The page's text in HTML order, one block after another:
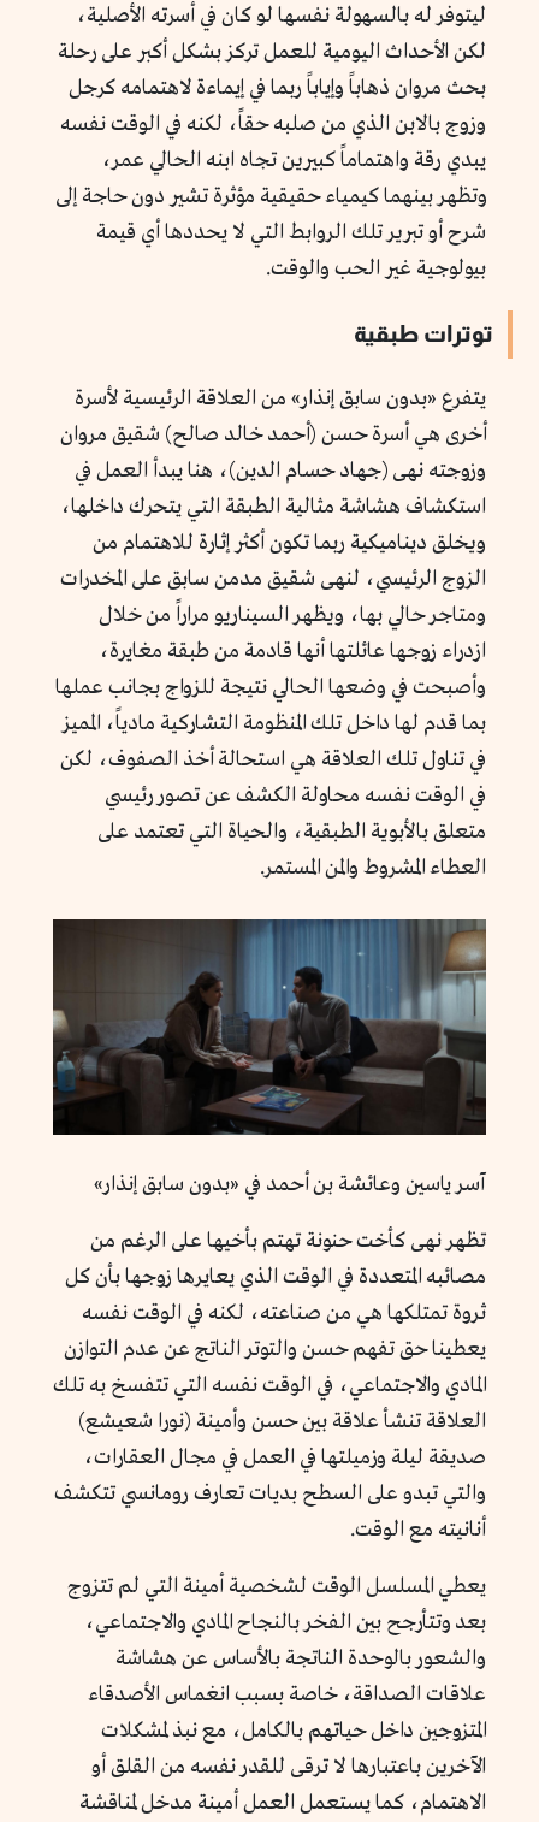
ليتوفر له بالسهولة نفسها لو كان في أسرته الأصلية،
لكن الأحداث اليومية للعمل تركز بشكل أكبر على رحلة
بحث مروان ذهاباً وإياباً ربما في إيماءة لاهتمامه كرجل
وزوج بالابن الذي من صلبه حقاً، لكنه في الوقت نفسه
يبدي رقة واهتماماً كبيرين تجاه ابنه الحالي عمر،
وتظهر بينهما كيمياء حقيقية مؤثرة تشير دون حاجة إلى
شرح أو تبرير تلك الروابط التي لا يحددها أي قيمة
بيولوجية غير الحب والوقت.
توترات طبقية
يتفرع «بدون سابق إنذار» من العلاقة الرئيسية لأسرة
أخرى هي أسرة حسن (أحمد خالد صالح) شقيق مروان
وزوجته نهى (جهاد حسام الدين)، هنا يبدأ العمل في
استكشاف هشاشة مثالية الطبقة التي يتحرك داخلها،
ويخلق ديناميكية ربما تكون أكثر إثارة للاهتمام من
الزوج الرئيسي، لنهى شقيق مدمن سابق على المخدرات
ومتاجر حالي بها، ويظهر السيناريو مراراً من خلال
ازدراء زوجها عائلتها أنها قادمة من طبقة مغايرة،
وأصبحت في وضعها الحالي نتيجة للزواج بجانب عملها
بما قدم لها داخل تلك المنظومة التشاركية مادياً، المميز
في تناول تلك العلاقة هي استحالة أخذ الصفوف، لكن
في الوقت نفسه محاولة الكشف عن تصور رئيسي
متعلق بالأبوية الطبقية، والحياة التي تعتمد على
العطاء المشروط والمن المستمر.
آسر ياسين وعائشة بن أحمد في «بدون سابق إنذار»
تظهر نهى كأخت حنونة تهتم بأخيها على الرغم من
مصائبه المتعددة في الوقت الذي يعايرها زوجها بأن كل
ثروة تمتلكها هي من صناعته، لكنه في الوقت نفسه
يعطينا حق تفهم حسن والتوتر الناتج عن عدم التوازن
المادي والاجتماعي، في الوقت نفسه التي تتفسخ به تلك
العلاقة تنشأ علاقة بين حسن وأمينة (نورا شعيشع)
صديقة ليلة وزميلتها في العمل في مجال العقارات،
والتي تبدو على السطح بديات تعارف رومانسي تتكشف
أنانيته مع الوقت.
يعطي المسلسل الوقت لشخصية أمينة التي لم تتزوج
بعد وتتأرجح بين الفخر بالنجاح المادي والاجتماعي،
والشعور بالوحدة الناتجة بالأساس عن هشاشة
علاقات الصداقة، خاصة بسبب انغماس الأصدقاء
المتزوجين داخل حياتهم بالكامل، مع نبذ لمشكلات
الآخرين باعتبارها لا ترقى للقدر نفسه من القلق أو
الاهتمام، كما يستعمل العمل أمينة مدخل لمناقشة